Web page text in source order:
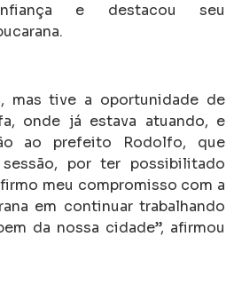
e destacou seu
mas tive a oportunidade de
onde já estava atuando, e
ao prefeito Rodolfo, que
por ter possibilitado
meu compromisso com a
em continuar trabalhando
da nossa cidade”, afirmou